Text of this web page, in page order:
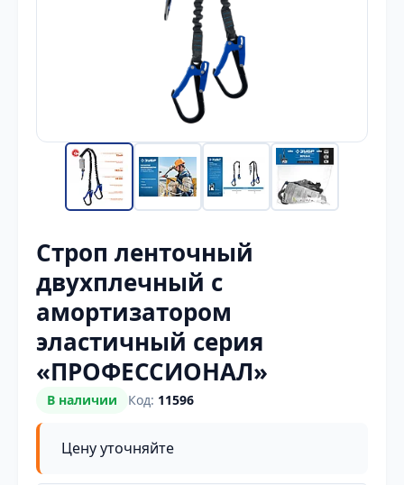
Строп ленточный
двухплечный с
амортизатором
эластичный серия
«ПРОФЕССИОНАЛ»
В наличии Код: 11596
Цену уточняйте